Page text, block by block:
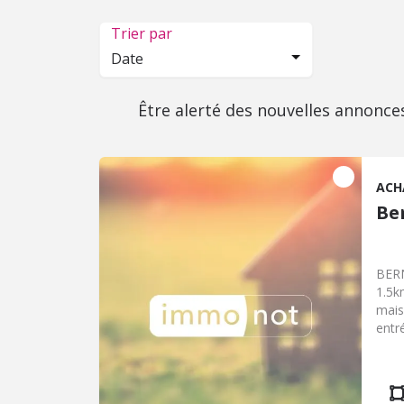
Trier par
Date
Être alerté des nouvelles